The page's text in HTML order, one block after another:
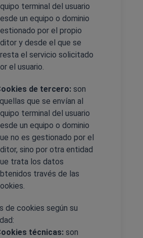
terminal del usuario
un equipo o dominio
por el propio
y desde el que se
el servicio solicitado
el usuario.
de tercero: son
que se envían al
terminal del usuario
un equipo o dominio
no es gestionado por el
sino por otra entidad
trata los datos
través de las
de cookies según su
técnicas: son